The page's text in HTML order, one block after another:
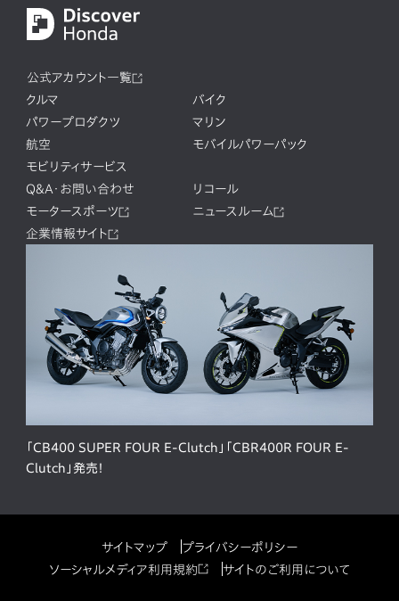
公式アカウント一覧
クルマ
バイク
パワープロダクツ
マリン
航空
モバイルパワーパック
モビリティサービス
Q&A・お問い合わせ
リコール
モータースポーツ
ニュースルーム
企業情報サイト
「CB400 SUPER FOUR E-Clutch」「CBR400R FOUR E-
Clutch」発売！
サイトマップ
プライバシーポリシー
ソーシャルメディア利用規約
サイトのご利用について